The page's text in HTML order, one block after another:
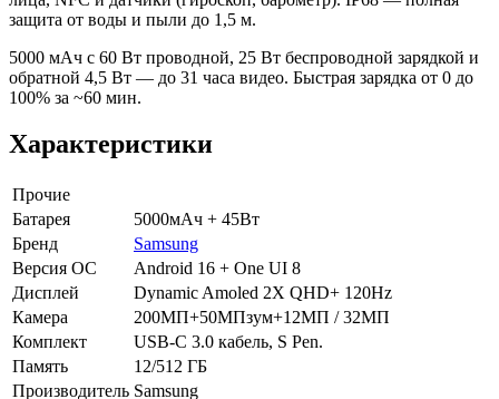
защита от воды и пыли до 1,5 м.
5000 мАч с 60 Вт проводной, 25 Вт беспроводной зарядкой и
обратной 4,5 Вт — до 31 часа видео. Быстрая зарядка от 0 до
100% за ~60 мин.
Характеристики
Прочие
Батарея
5000мАч + 45Вт
Бренд
Samsung
Версия ОС
Android 16 + One UI 8
Дисплей
Dynamic Amoled 2X QHD+ 120Hz
Камера
200МП+50МПзум+12МП / 32МП
Комплект
USB-C 3.0 кабель, S Pen.
Память
12/512 ГБ
Производитель Samsung